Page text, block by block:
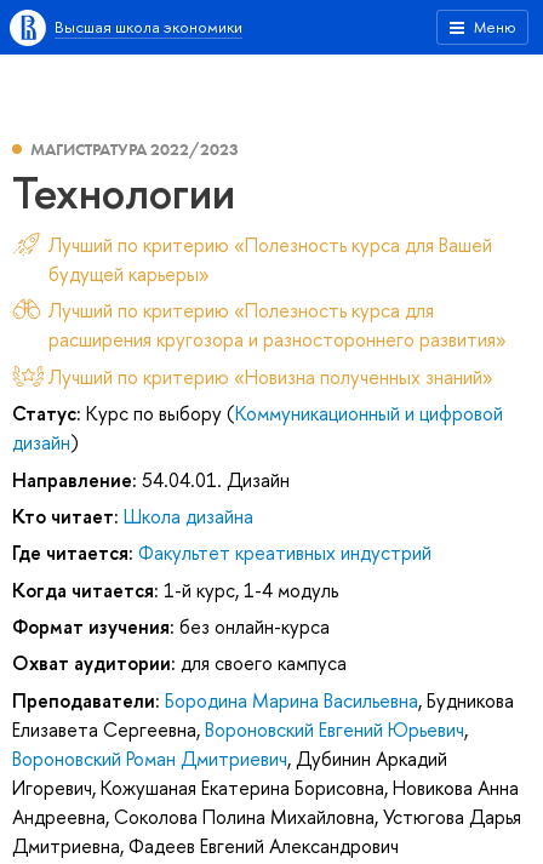
Меню
Высшая школа экономики
МАГИСТРАТУРА 2022/2023
Технологии
Лучший по критерию «Полезность курса для Вашей
будущей карьеры»
Лучший по критерию «Полезность курса для
расширения кругозора и разностороннего развития»
Лучший по критерию «Новизна полученных знаний»
Статус: Курс по выбору (Коммуникационный и цифровой
дизайн)
Направление: 54.04.01. Дизайн
Кто читает: Школа дизайна
Где читается: Факультет креативных индустрий
Когда читается: 1-й курс, 1-4 модуль
Формат изучения: без онлайн-курса
Охват аудитории: для своего кампуса
Преподаватели: Бородина Марина Васильевна,Будникова
Елизавета Сергеевна,Вороновский Евгений Юрьевич,
Вороновский Роман Дмитриевич,Дубинин Аркадий
Игоревич,Кожушаная Екатерина Борисовна,Новикова Анна
Андреевна,Соколова Полина Михайловна,Устюгова Дарья
Дмитриевна,Фадеев Евгений Александрович